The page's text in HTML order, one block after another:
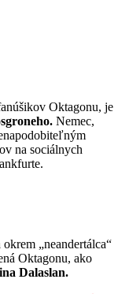
Oktagonu, je
Nemec,
na sociálnych
okrem „neandertálca“
Oktagonu, ako
Dalaslan.